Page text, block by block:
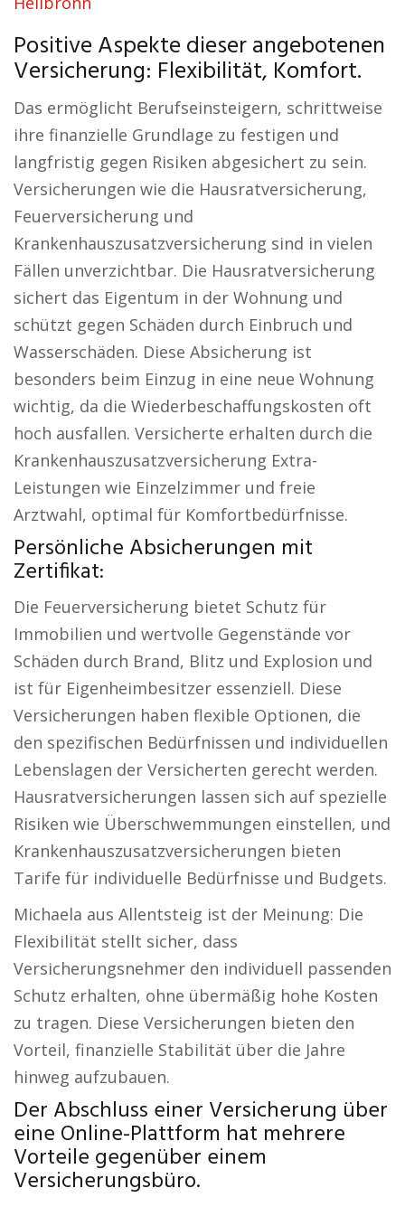
Positive Aspekte dieser angebotenen
Versicherung: Flexibilität, Komfort.
Das ermöglicht Berufseinsteigern, schrittweise
ihre finanzielle Grundlage zu festigen und
langfristig gegen Risiken abgesichert zu sein.
Versicherungen wie die Hausratversicherung,
Feuerversicherung und
Krankenhauszusatzversicherung sind in vielen
Fällen unverzichtbar. Die Hausratversicherung
sichert das Eigentum in der Wohnung und
schützt gegen Schäden durch Einbruch und
Wasserschäden. Diese Absicherung ist
besonders beim Einzug in eine neue Wohnung
wichtig, da die Wiederbeschaffungskosten oft
hoch ausfallen. Versicherte erhalten durch die
Krankenhauszusatzversicherung Extra-
Leistungen wie Einzelzimmer und freie
Arztwahl, optimal für Komfortbedürfnisse.
Persönliche Absicherungen mit
Zertifikat:
Die Feuerversicherung bietet Schutz für
Immobilien und wertvolle Gegenstände vor
Schäden durch Brand, Blitz und Explosion und
ist für Eigenheimbesitzer essenziell. Diese
Versicherungen haben flexible Optionen, die
den spezifischen Bedürfnissen und individuellen
Lebenslagen der Versicherten gerecht werden.
Hausratversicherungen lassen sich auf spezielle
Risiken wie Überschwemmungen einstellen, und
Krankenhauszusatzversicherungen bieten
Tarife für individuelle Bedürfnisse und Budgets.
Michaela aus Allentsteig ist der Meinung: Die
Flexibilität stellt sicher, dass
Versicherungsnehmer den individuell passenden
Schutz erhalten, ohne übermäßig hohe Kosten
zu tragen. Diese Versicherungen bieten den
Vorteil, finanzielle Stabilität über die Jahre
hinweg aufzubauen.
Der Abschluss einer Versicherung über
eine Online-Plattform hat mehrere
Vorteile gegenüber einem
Versicherungsbüro.